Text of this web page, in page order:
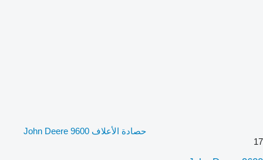
حصادة الأعلاف John Deere 9600
17